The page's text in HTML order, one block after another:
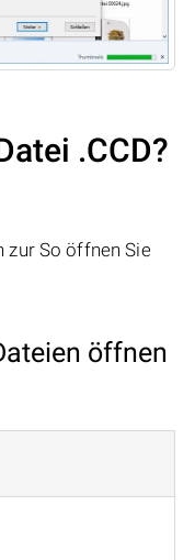
.CCD?
zur So öffnen Sie
öffnen